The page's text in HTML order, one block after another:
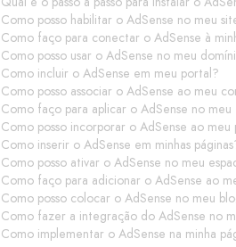
Como posso habilitar o AdSense no meu
Como faço para conectar o AdSense à
Como posso usar o AdSense no meu
Como incluir o AdSense em meu portal?
Como posso associar o AdSense ao meu
Como faço para aplicar o AdSense no
Como posso incorporar o AdSense ao
Como inserir o AdSense em minhas
Como posso ativar o AdSense no meu
Como faço para adicionar o AdSense ao
Como posso colocar o AdSense no meu
Como fazer a integração do AdSense no
Como implementar o AdSense na minha